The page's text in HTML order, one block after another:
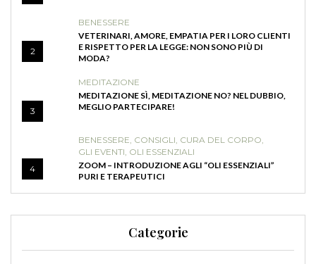
2
BENESSERE
VETERINARI, AMORE, EMPATIA PER I LORO CLIENTI
E RISPETTO PER LA LEGGE: NON SONO PIÙ DI
MODA?
3
MEDITAZIONE
MEDITAZIONE SÌ, MEDITAZIONE NO? NEL DUBBIO,
MEGLIO PARTECIPARE!
4
BENESSERE, CONSIGLI, CURA DEL CORPO,
GLI EVENTI, OLI ESSENZIALI
ZOOM – INTRODUZIONE AGLI “OLI ESSENZIALI”
PURI E TERAPEUTICI
Categorie